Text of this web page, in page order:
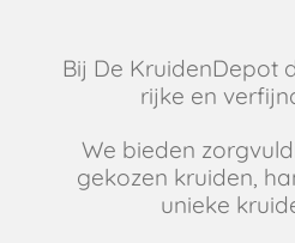
Bij De KruidenDepot
rijke en
We bieden
gekozen kruiden,
unieke